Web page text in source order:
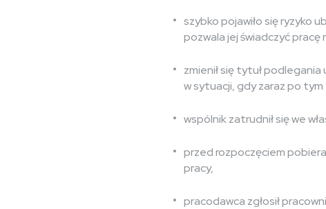
szybko pojawiło się ryzyko
pozwala jej świadczyć pracę
zmienił się tytuł
w sytuacji, gdy zaraz po
wspólnik zatrudnił się we
przed rozpoczęciem
pracy,
pracodawca zgłosił